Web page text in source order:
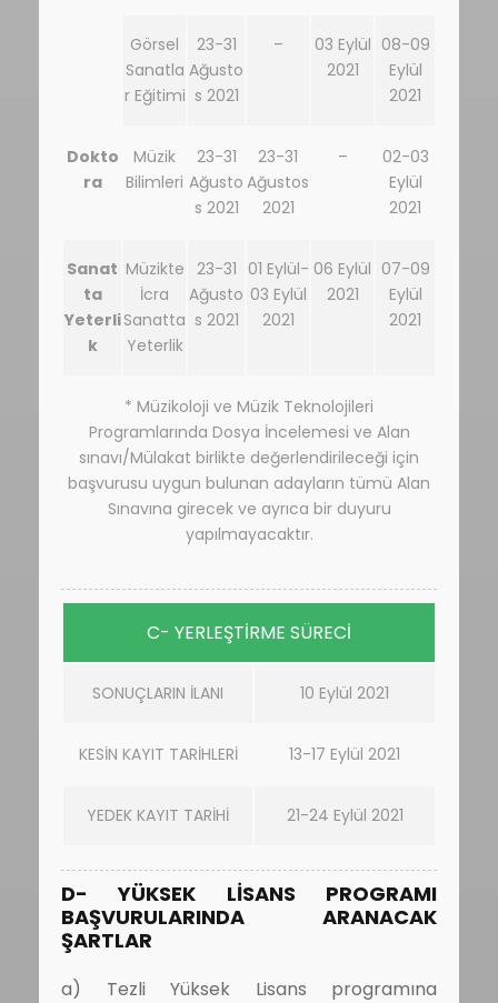
Görsel
Sanatla
r Eğitimi
23-31
Ağusto
s 2021
–
03 Eylül
2021
08-09
Eylül
2021
Dokto
ra
Müzik
Bilimleri
23-31
Ağusto
s 2021
23-31
Ağustos
2021
–
02-03
Eylül
2021
Sanat
ta
Yeterli
k
Müzikte
İcra
Sanatta
Yeterlik
23-31
Ağusto
s 2021
01 Eylül-
03 Eylül
2021
06 Eylül
2021
07-09
Eylül
2021
* Müzikoloji ve Müzik Teknolojileri
Programlarında Dosya İncelemesi ve Alan
sınavı/Mülakat birlikte değerlendirileceği için
başvurusu uygun bulunan adayların tümü Alan
Sınavına girecek ve ayrıca bir duyuru
yapılmayacaktır.
C- YERLEŞTİRME SÜRECİ
SONUÇLARIN İLANI 10 Eylül 2021
KESİN KAYIT TARİHLERİ 13-17 Eylül 2021
YEDEK KAYIT TARİHİ 21-24 Eylül 2021
D- YÜKSEK LİSANS PROGRAMI
BAŞVURULARINDA ARANACAK
ŞARTLAR
a) Tezli Yüksek Lisans programına